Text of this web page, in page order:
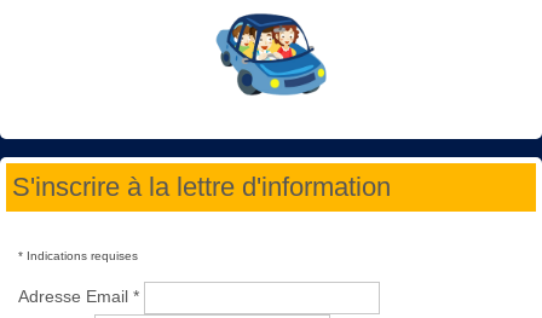
S'inscrire à la lettre d'information
* Indications requises
Adresse Email *